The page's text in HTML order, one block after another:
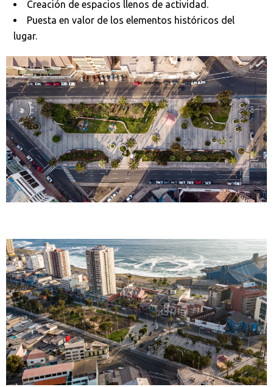
Creación de espacios llenos de actividad.
Puesta en valor de los elementos históricos del
lugar.